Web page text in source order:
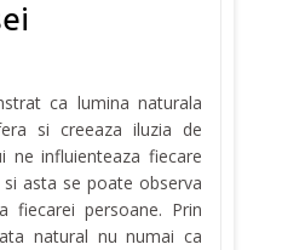
ca lumina naturala
si creeaza iluzia de
ne influienteaza fiecare
asta se poate observa
fiecarei persoane. Prin
natural nu numai ca